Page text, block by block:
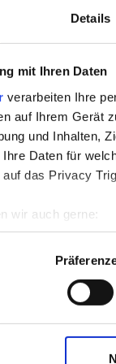
Details
mit Ihren Daten
verarbeiten Ihre
auf Ihrem Gerät
und Inhalten,
Daten für
das Privacy
wir auch gerne:
geografische
Scannen nach
Ihre
und
zu
Hund
angenommen